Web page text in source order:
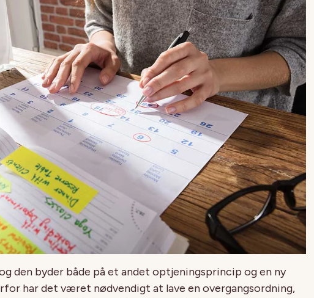
den byder både på et andet optjeningsprincip og en ny
har det været nødvendigt at lave en overgangsordning,